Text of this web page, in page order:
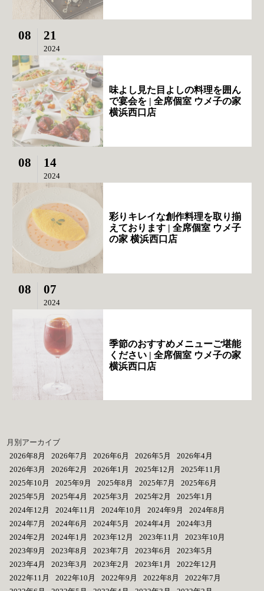
08 21
2024
味よし見た目よしの料理を囲ん
で宴会を | 全席個室 ウメ子の家
横浜西口店
08 14
2024
彩りキレイな創作料理を取り揃
えております | 全席個室 ウメ子
の家 横浜西口店
08 07
2024
季節のおすすめメニューご堪能
ください | 全席個室 ウメ子の家
横浜西口店
月別アーカイブ
2026年8月
2026年7月 2026年6月 2026年5月
2026年4月
2026年3月
2026年2月 2026年1月 2025年12月
2025年11月
2025年10月
2025年9月 2025年8月 2025年7月
2025年6月
2025年5月
2025年4月 2025年3月 2025年2月
2025年1月
2024年12月
2024年11月 2024年10月 2024年9月
2024年8月
2024年7月
2024年6月 2024年5月 2024年4月
2024年3月
2024年2月
2024年1月 2023年12月 2023年11月
2023年10月
2023年9月
2023年8月 2023年7月 2023年6月
2023年5月
2023年4月
2023年3月 2023年2月 2023年1月
2022年12月
2022年11月
2022年10月 2022年9月 2022年8月
2022年7月